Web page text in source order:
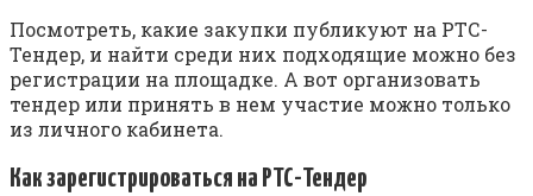
Посмотреть, какие закупки публикуют на РТС-
Тендер, и найти среди них подходящие можно без
регистрации на площадке. А вот организовать
тендер или принять в нем участие можно только
из личного кабинета.
Как зарегистрироваться на РТС-Тендер